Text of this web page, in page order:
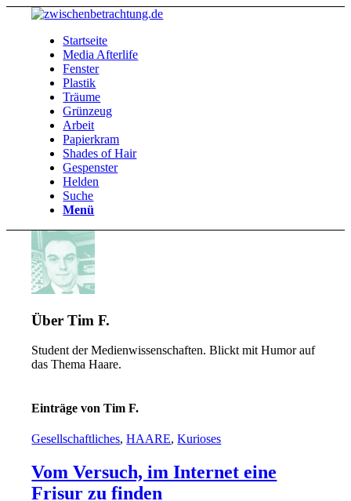
Startseite
Media Afterlife
Fenster
Plastik
Träume
Grünzeug
Arbeit
Papierkram
Shades of Hair
Gespenster
Helden
Suche
Menü
ÜberTim F.
Student der Medienwissenschaften. Blickt mit Humor auf
das Thema Haare.
Einträge von Tim F.
Gesellschaftliches,HAARE,Kurioses
Vom Versuch, im Internet eine
Frisur zu finden